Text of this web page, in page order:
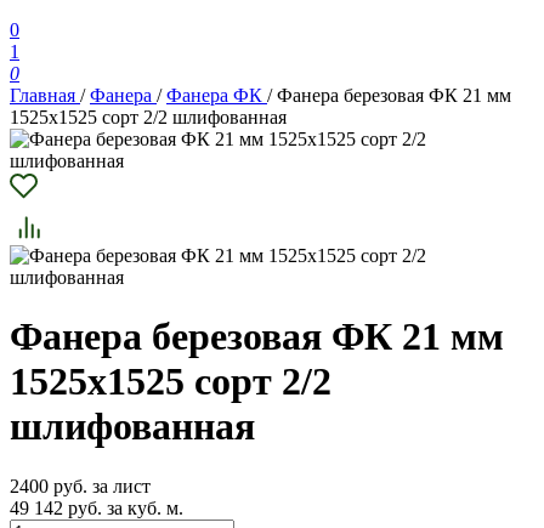
0
1
0
Главная /Фанера /Фанера ФК /Фанера березовая ФК 21 мм
1525х1525 сорт 2/2 шлифованная
Фанера березовая ФК 21 мм
1525х1525 сорт 2/2
шлифованная
2400 руб. за лист
49 142 руб. за куб. м.